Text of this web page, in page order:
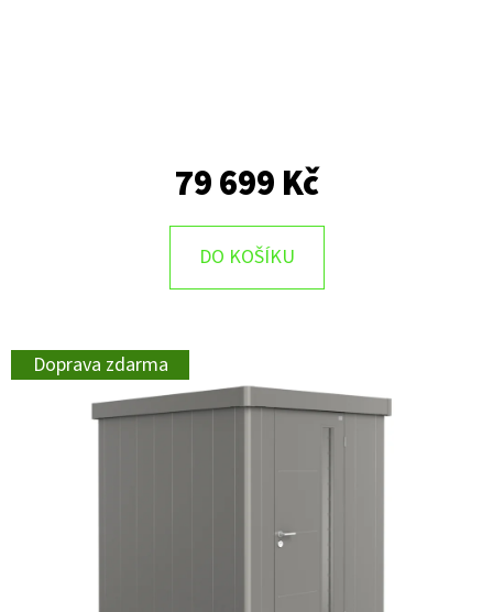
79 699 Kč
DO KOŠÍKU
Doprava zdarma